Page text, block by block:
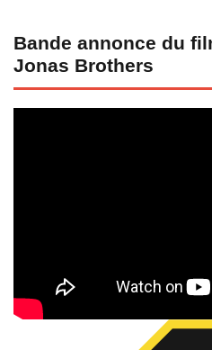
Bande annonce du
Jonas Brothers